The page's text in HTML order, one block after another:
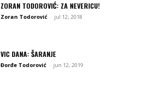
ZORAN TODOROVIĆ: ZA NEVERICU!
Zoran Todorović - jul 12, 2018
VIC DANA: ŠARANJE
Đorđe Todorović - jun 12, 2019